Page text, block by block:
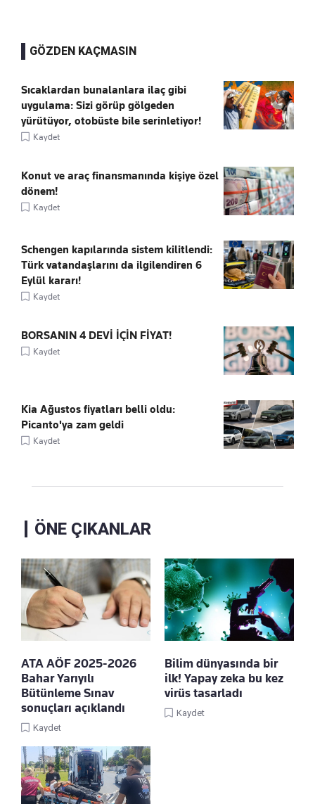
GÖZDEN KAÇMASIN
Sıcaklardan bunalanlara ilaç gibi
uygulama: Sizi görüp gölgeden
yürütüyor, otobüste bile serinletiyor!
Kaydet
Konut ve araç finansmanında kişiye özel
dönem!
Kaydet
Schengen kapılarında sistem kilitlendi:
Türk vatandaşlarını da ilgilendiren 6
Eylül kararı!
Kaydet
BORSANIN 4 DEVİ İÇİN FİYAT!
Kaydet
Kia Ağustos fiyatları belli oldu:
Picanto'ya zam geldi
Kaydet
ÖNE ÇIKANLAR
ATA AÖF 2025-2026
Bahar Yarıyılı
Bütünleme Sınav
sonuçları açıklandı
Kaydet
Bilim dünyasında bir
ilk! Yapay zeka bu kez
virüs tasarladı
Kaydet